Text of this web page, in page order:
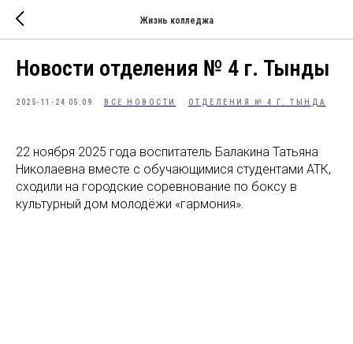
Жизнь колледжа
Новости отделения № 4 г. Тынды
2025-11-24 05:09 ВСЕ НОВОСТИ ОТДЕЛЕНИЯ № 4 Г. ТЫНДА
22 ноября 2025 года воспитатель Балакина Татьяна
Николаевна вместе с обучающимися студентами АТК,
сходили на городские соревнование по боксу в
культурный дом молодёжи «гармония».